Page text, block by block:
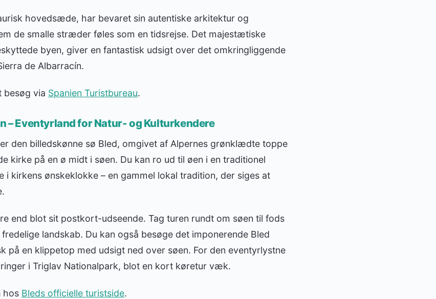
hovedsæde, har bevaret sin autentiske arkitektur og
de smalle stræder føles som en tidsrejse. Det majestætiske
byen, giver en fantastisk udsigt over det omkringliggende
de Albarracín.
via Spanien Turistbureau.
– Eventyrland for Natur- og Kulturkendere
den billedskønne sø Bled, omgivet af Alpernes grønklædte toppe
kirke på en ø midt i søen. Du kan ro ud til øen i en traditionel
i kirkens ønskeklokke – en gammel lokal tradition, der siges at
end blot sit postkort-udseende. Tag turen rundt om søen til fods
landskab. Du kan også besøge det imponerende Bled
på en klippetop med udsigt ned over søen. For den eventyrlystne
i Triglav Nationalpark, blot en kort køretur væk.
hos Bleds officielle turistside.